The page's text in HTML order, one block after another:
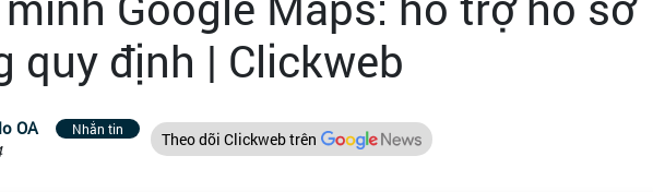
quy định | Clickweb
OA Nhắn tin Theo dõi Clickweb trên